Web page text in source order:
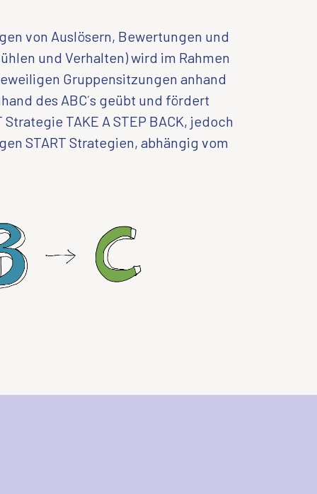
von Auslösern, Bewertungen und
und Verhalten) wird im Rahmen
Gruppensitzungen anhand
des ABC´s geübt und fördert
TAKE A STEP BACK, jedoch
START Strategien, abhängig vom